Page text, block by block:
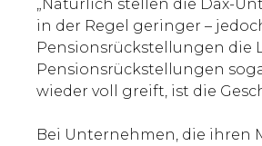
„Natürlich stellen die Dax-
in der Regel geringer –
Pensionsrückstellungen die
Pensionsrückstellungen
wieder voll greift, ist die
Bei Unternehmen, die ihren